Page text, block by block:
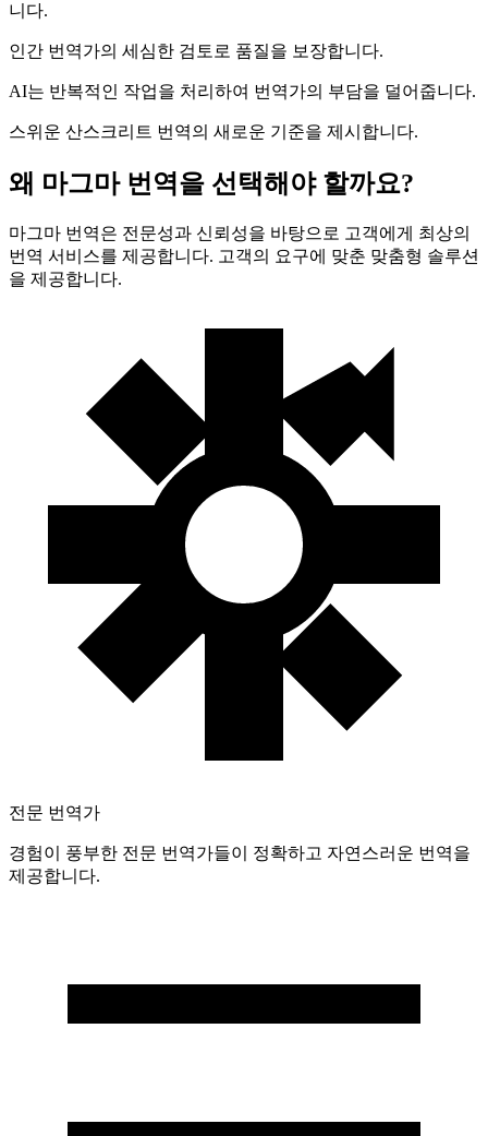
니다.
인간 번역가의 세심한 검토로 품질을 보장합니다.
AI는 반복적인 작업을 처리하여 번역가의 부담을 덜어줍니다.
스위운 산스크리트 번역의 새로운 기준을 제시합니다.
왜 마그마 번역을 선택해야 할까요?
마그마 번역은 전문성과 신뢰성을 바탕으로 고객에게 최상의
번역 서비스를 제공합니다. 고객의 요구에 맞춘 맞춤형 솔루션
을 제공합니다.
전문 번역가
경험이 풍부한 전문 번역가들이 정확하고 자연스러운 번역을
제공합니다.